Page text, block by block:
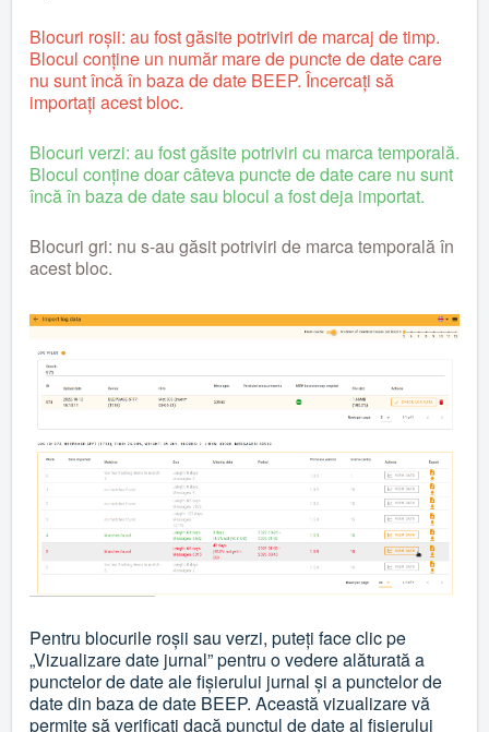
Blocuri roșii: au fost găsite potriviri de marcaj de timp.
Blocul conține un număr mare de puncte de date care
nu sunt încă în baza de date BEEP. Încercați să
importați acest bloc.
Blocuri verzi: au fost găsite potriviri cu marca temporală.
Blocul conține doar câteva puncte de date care nu sunt
încă în baza de date sau blocul a fost deja importat.
Blocuri gri: nu s-au găsit potriviri de marca temporală în
acest bloc.
Pentru blocurile roșii sau verzi, puteți face clic pe
„Vizualizare date jurnal” pentru o vedere alăturată a
punctelor de date ale fișierului jurnal și a punctelor de
date din baza de date BEEP. Această vizualizare vă
permite să verificați dacă punctul de date al fișierului